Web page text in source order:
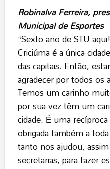
Robinalva Ferreira,
Municipal de Esportes
“Sexto ano de STU
Criciúma é a única
das capitais. Então,
agradecer por todos os
Temos um carinho
por sua vez têm um
cidade. É uma
obrigada também a
tanto nos ajudou,
secretarias, para fazer